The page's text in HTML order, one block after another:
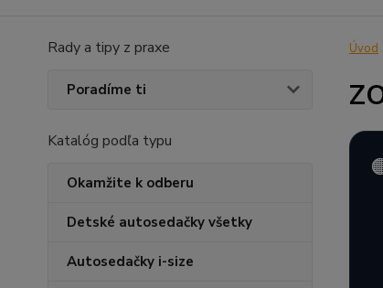
Rady a tipy z praxe
Poradíme ti
Katalóg podľa typu
Okamžite k odberu
Detské autosedačky všetky
Autosedačky i-size
Úvod